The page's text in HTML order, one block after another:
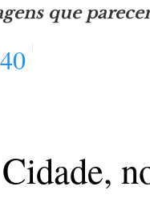
que